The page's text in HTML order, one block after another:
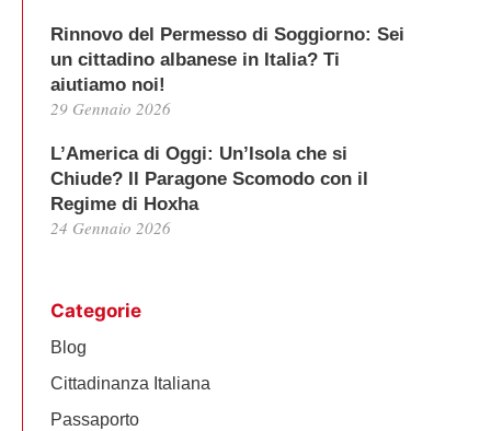
Rinnovo del Permesso di Soggiorno: Sei
un cittadino albanese in Italia? Ti
aiutiamo noi!
29 Gennaio 2026
L’America di Oggi: Un’Isola che si
Chiude? Il Paragone Scomodo con il
Regime di Hoxha
24 Gennaio 2026
Categorie
Blog
Cittadinanza Italiana
Passaporto